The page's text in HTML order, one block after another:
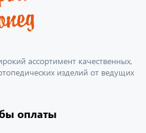
ассортимент качественных,
изделий от ведущих
оплаты